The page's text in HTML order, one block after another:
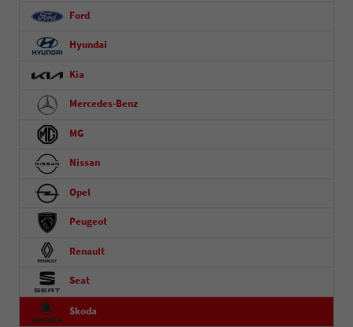
Ford
Hyundai
Kia
Mercedes-Benz
MG
Nissan
Opel
Peugeot
Renault
Seat
Skoda